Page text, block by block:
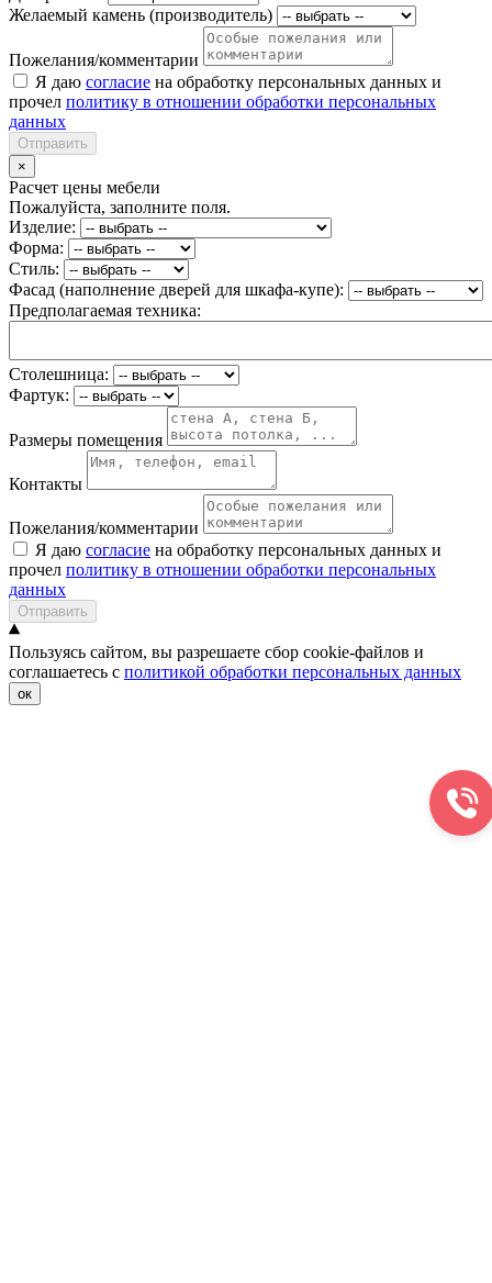
Желаемый камень (производитель)
Пожелания/комментарии
Я даю согласие на обработку персональных данных и
прочел политику в отношении обработки персональных
данных
Отправить
×
Расчет цены мебели
Пожалуйста, заполните поля.
Изделие:
Форма:
Стиль:
Фасад (наполнение дверей для шкафа-купе):
Предполагаемая техника:
Столешница:
Фартук:
Размеры помещения
Контакты
Пожелания/комментарии
Я даю согласие на обработку персональных данных и
прочел политику в отношении обработки персональных
данных
Отправить
Пользуясь сайтом, вы разрешаете сбор cookie-файлов и
соглашаетесь с политикой обработки персональных данных
ок